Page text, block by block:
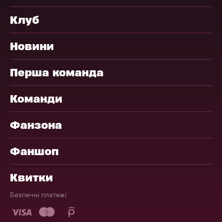
Клуб
Новини
Перша команда
Команди
Фанзона
Фаншоп
Квитки
Безпечні платежі